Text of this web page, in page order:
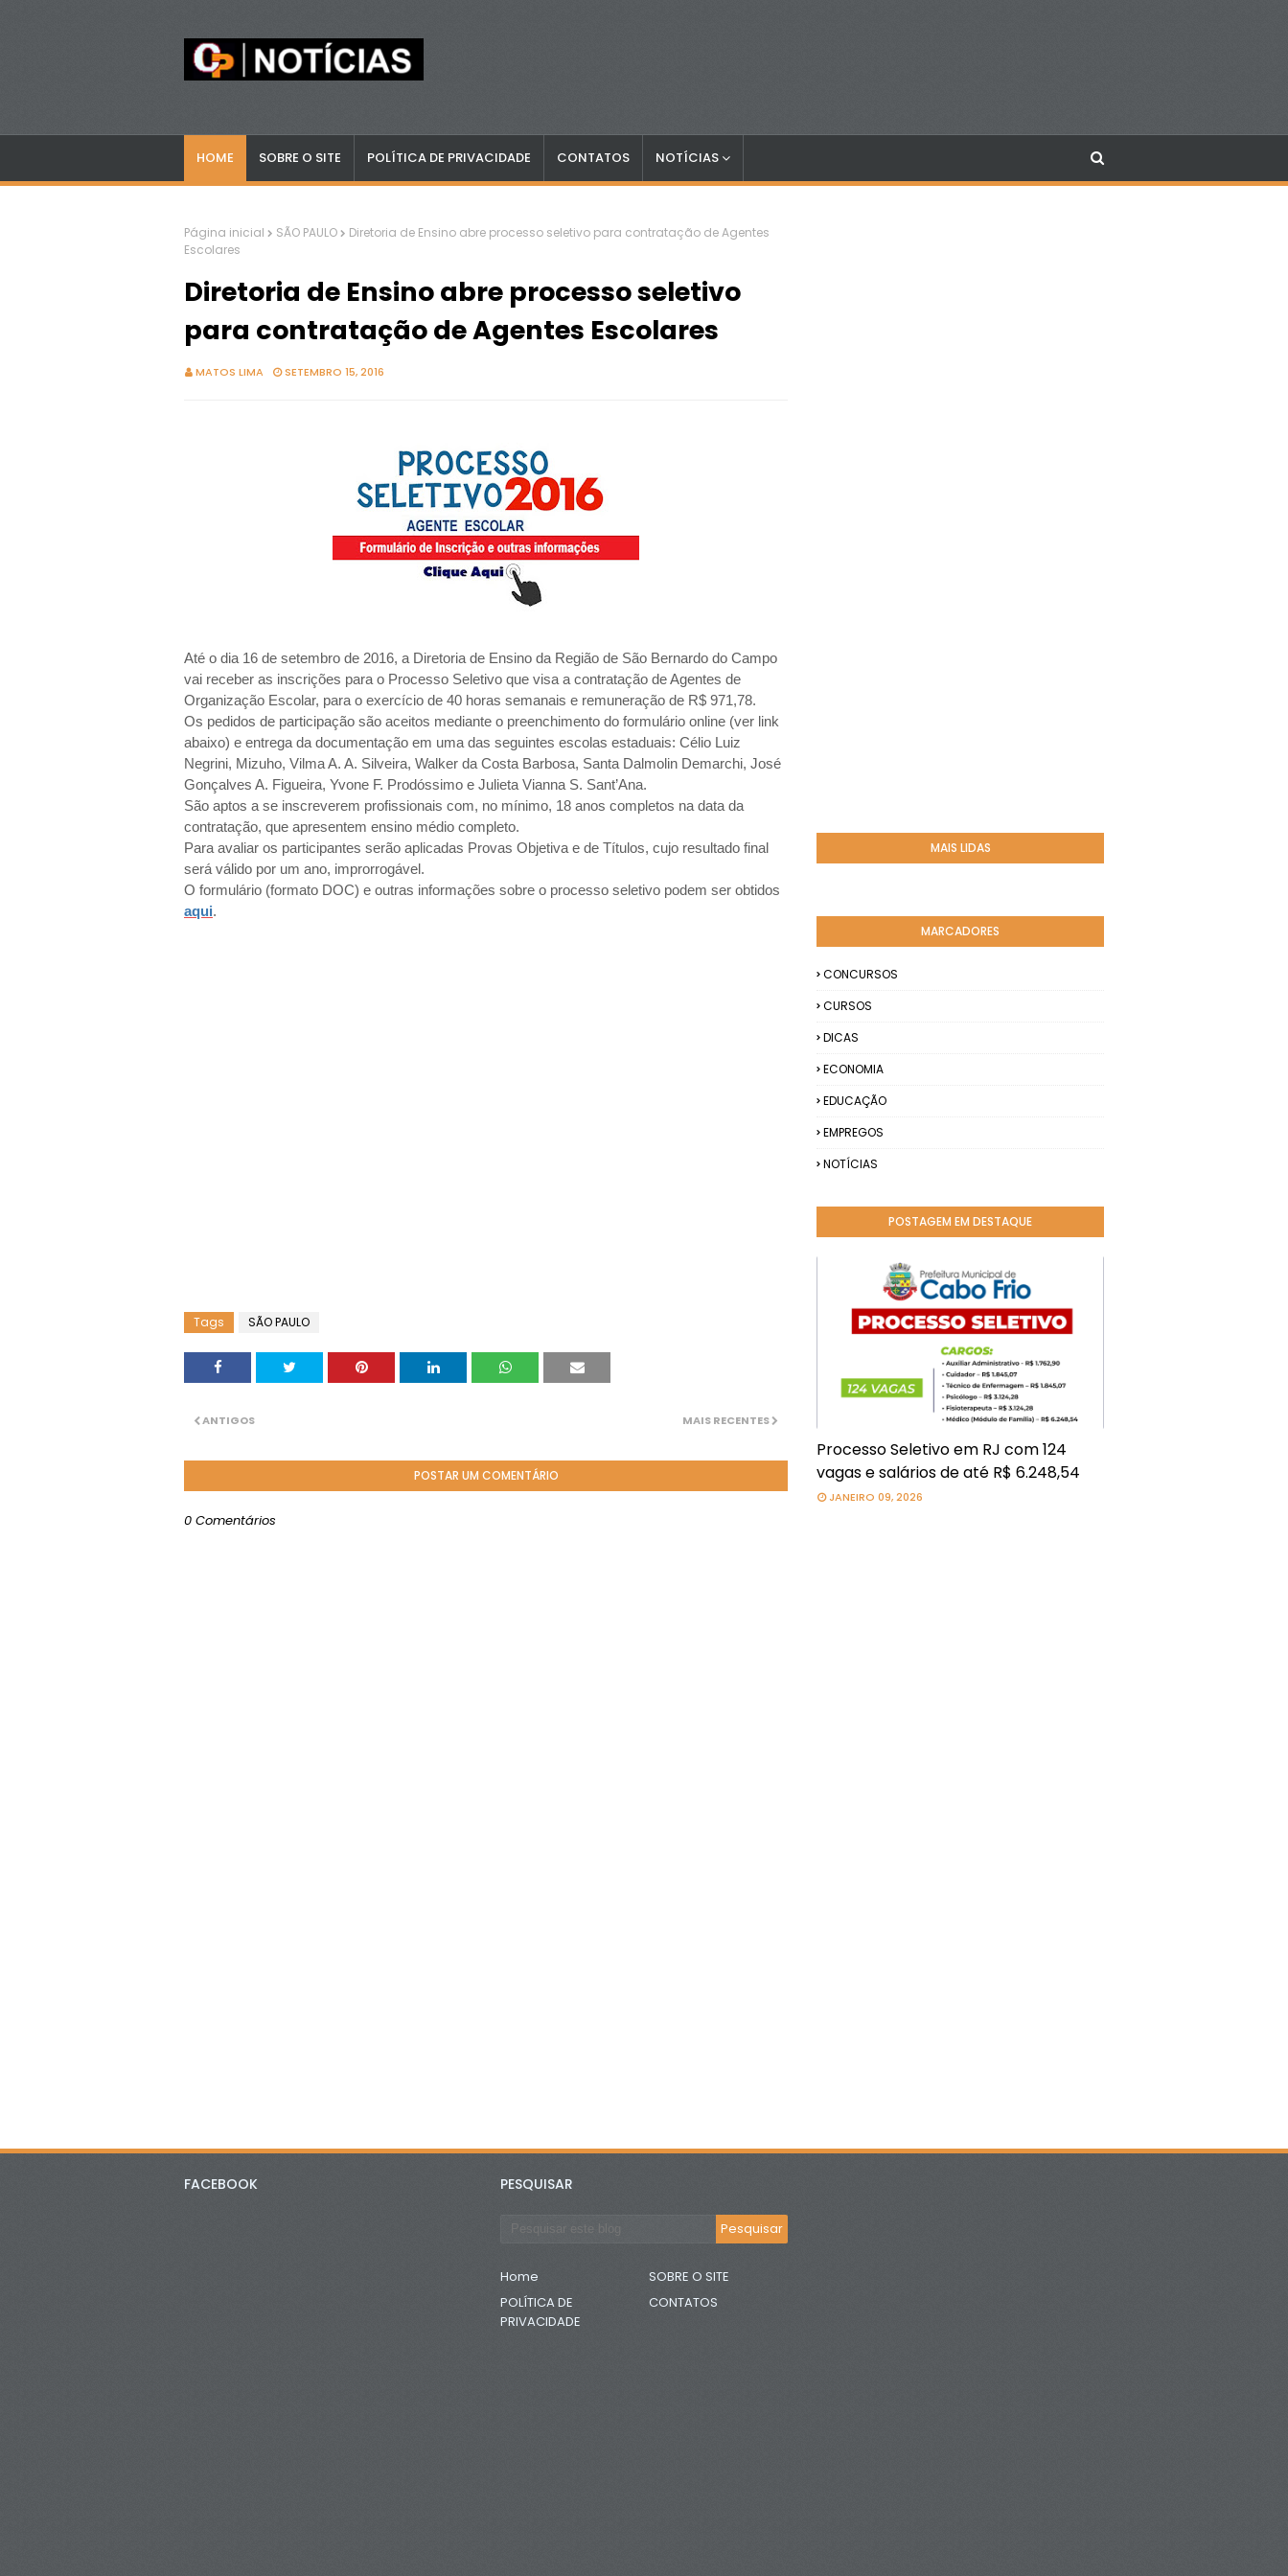
HOME SOBRE O SITE POLÍTICA DE PRIVACIDADE CONTATOS NOTÍCIAS
Página inicial SÃO PAULO
Diretoria de Ensino abre processo seletivo para contratação de Agentes
Escolares
Diretoria de Ensino abre processo seletivo
para contratação de Agentes Escolares
MATOS LIMA SETEMBRO 15, 2016
Até o dia 16 de setembro de 2016, a Diretoria de Ensino da Região de São Bernardo do Campo
vai receber as inscrições para o Processo Seletivo que visa a contratação de Agentes de
Organização Escolar, para o exercício de 40 horas semanais e remuneração de R$ 971,78.
Os pedidos de participação são aceitos mediante o preenchimento do formulário online (ver link
abaixo) e entrega da documentação em uma das seguintes escolas estaduais: Célio Luiz
Negrini, Mizuho, Vilma A. A. Silveira, Walker da Costa Barbosa, Santa Dalmolin Demarchi, José
Gonçalves A. Figueira, Yvone F. Prodóssimo e Julieta Vianna S. Sant’Ana.
São aptos a se inscreverem profissionais com, no mínimo, 18 anos completos na data da
contratação, que apresentem ensino médio completo.
Para avaliar os participantes serão aplicadas Provas Objetiva e de Títulos, cujo resultado final
será válido por um ano, improrrogável.
O formulário (formato DOC) e outras informações sobre o processo seletivo podem ser obtidos
aqui.
Tags SÃO PAULO
MAIS RECENTES
ANTIGOS
POSTAR UM COMENTÁRIO
0 Comentários
MAIS LIDAS
MARCADORES
CONCURSOS
CURSOS
DICAS
ECONOMIA
EDUCAÇÃO
EMPREGOS
NOTÍCIAS
POSTAGEM EM DESTAQUE
Processo Seletivo em RJ com 124
vagas e salários de até R$ 6.248,54
JANEIRO 09, 2026
FACEBOOK PESQUISAR
Home
SOBRE O SITE
POLÍTICA DE
PRIVACIDADE
CONTATOS